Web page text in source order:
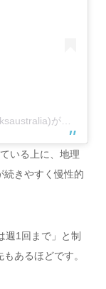
National Parks of Australia(@nationalparksaustralia)がシェアした投稿
いる上に、地理
続きやすく慢性的
週1回まで」と制
あるほどです。